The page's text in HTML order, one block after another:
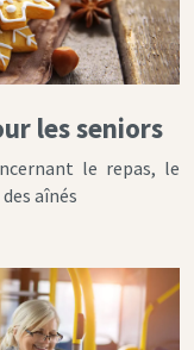
les seniors
le repas, le
aînés